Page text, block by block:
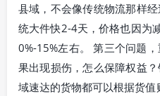
县域，不会像传统物流那样
统大件快2-4天，价格也因为
0%-15%左右。 第三个问题
果出现损伤，怎么保障权益
域速达的货物都可以根据货